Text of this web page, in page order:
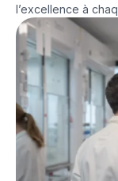
l’excellence à